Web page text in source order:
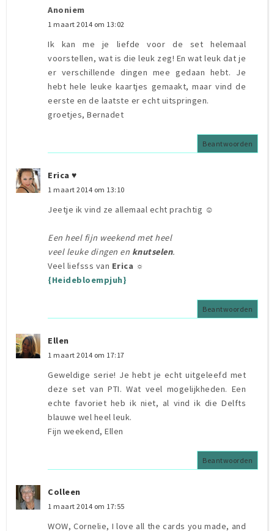
Anoniem
1 maart 2014 om 13:02
Ik kan me je liefde voor de set helemaal
voorstellen, wat is die leuk zeg! En wat leuk dat je
er verschillende dingen mee gedaan hebt. Je
hebt hele leuke kaartjes gemaakt, maar vind de
eerste en de laatste er echt uitspringen.
groetjes, Bernadet
Beantwoorden
Erica ♥
1 maart 2014 om 13:10
Jeetje ik vind ze allemaal echt prachtig ☺
Een heel fijn weekend met heel
veel leuke dingen en knutselen.
Veel liefsss van Erica ☼
{Heidebloempjuh}
Beantwoorden
Ellen
1 maart 2014 om 17:17
Geweldige serie! Je hebt je echt uitgeleefd met
deze set van PTI. Wat veel mogelijkheden. Een
echte favoriet heb ik niet, al vind ik die Delfts
blauwe wel heel leuk.
Fijn weekend, Ellen
Beantwoorden
Colleen
1 maart 2014 om 17:55
WOW, Cornelie, I love all the cards you made, and